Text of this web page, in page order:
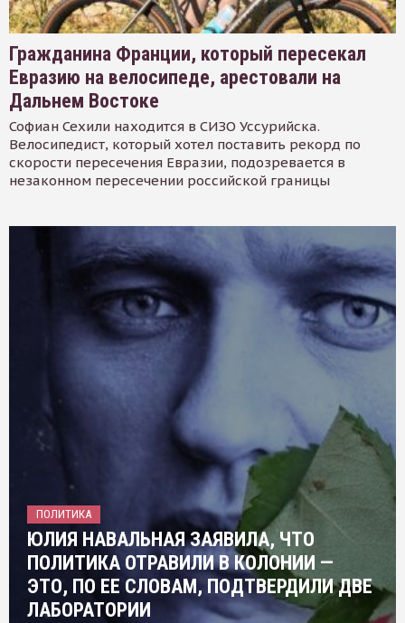
Гражданина Франции, который пересекал
Евразию на велосипеде, арестовали на
Дальнем Востоке
Софиан Сехили находится в СИЗО Уссурийска.
Велосипедист, который хотел поставить рекорд по
скорости пересечения Евразии, подозревается в
незаконном пересечении российской границы
ПОЛИТИКА
ЮЛИЯ НАВАЛЬНАЯ ЗАЯВИЛА, ЧТО
ПОЛИТИКА ОТРАВИЛИ В КОЛОНИИ —
ЭТО, ПО ЕЕ СЛОВАМ, ПОДТВЕРДИЛИ ДВЕ
ЛАБОРАТОРИИ